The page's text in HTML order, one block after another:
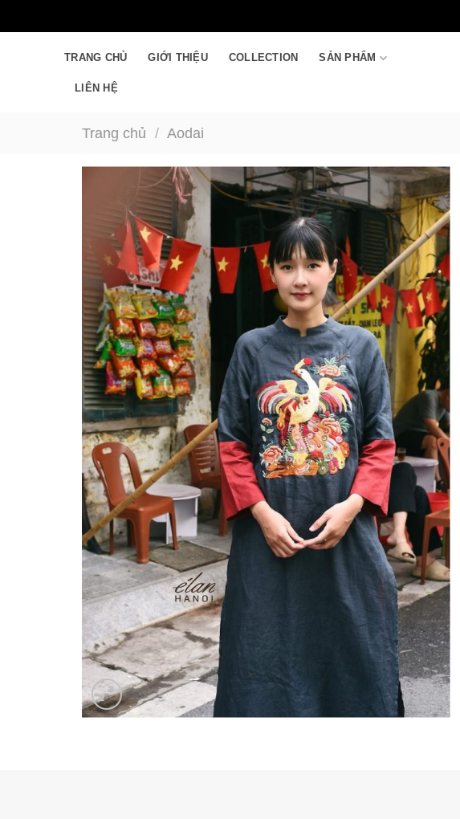
to
TRANG CHỦ GIỚI THIỆU COLLECTION SẢN PHẨM
LIÊN HỆ
Trang chủ / Aodai